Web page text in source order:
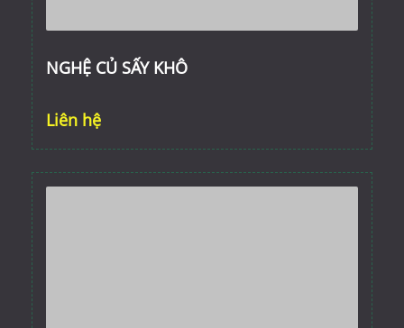
NGHỆ CỦ SẤY KHÔ
Liên hệ